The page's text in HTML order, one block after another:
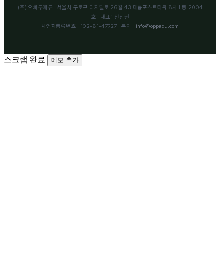
(주) 오빠두에듀 | 서울시 구로구 디지털로 26길 43 대륭포스트타워 8차 L동 2004
호 | 대표 : 전진권
사업자등록번호 : 102-81-47727 | 문의 : info@oppadu.com
스크랩 완료 메모 추가